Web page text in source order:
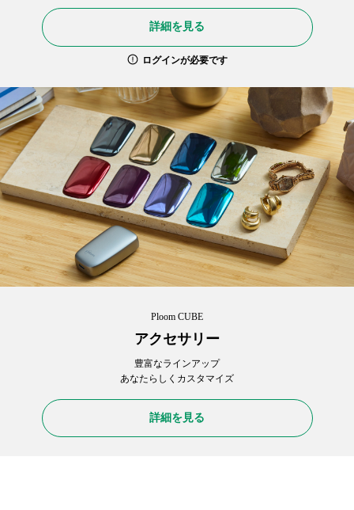
詳細を見る
ログインが必要です
Ploom CUBE
アクセサリー
豊富なラインアップ
あなたらしくカスタマイズ
詳細を見る